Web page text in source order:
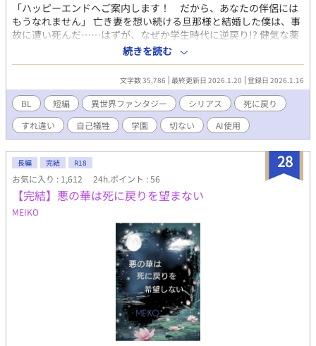
「ハッピーエンドへご案内します！ だから、あなたの伴侶には
もうなれません」 亡き妻を想い続ける旦那様と結婚した僕は、事
故に遭い死んだ……はずが、なぜか学生時代に逆戻り!? 健気な薬
師×冷徹（？）な天才魔術師。すれ違いと涙の死に戻りBL。 あら
すじ 旦那様は、亡くなった前妻・エレナ様を今も愛している。 研
究者の彼を支えるため「かりそめの妻」になった僕・ノアは、彼
が特効薬を完成させた日、自分の役目は終わったと悟り、彼の元
を離れ事故で命を落とした――はずだった。 気がつくと、僕は学
生時代に戻っていた。 目の前には、まだエレナ様と出会う前の、
憧れのクライヴ先輩がいる。 「今度こそ、旦那様を幸せにしてみ
せる」 僕の記憶にある『薬のレシピ』があれば、エレナ様を救う
ことができる。そうすれば、先輩は悲しい研究に明け暮れること
もなく、彼女と幸せになれるはずだ。 そのために、僕は徹底的に
自身の恋心を殺し、二人の仲を取り持とうと奔走する。 けれど、
なぜか今回の先輩はエレナ様に近づこうとせず、あろうことか僕
を「虫酸が走る」と冷たく突き放してきて……？ 「どうしてです
か、旦那様。僕はただ、あなたに笑っていてほしいだけなのに」
互いに相手を想うがゆえに、残酷にすれ違う二人。 死の運命を超
えて、臆病な愛が奇跡を起こす、再会と救済の物語。 全8話。
続きを読む
文字数 35,786 最終更新日 2026.1.20 登録日 2026.1.16
BL 短編 異世界ファンタジー シリアス
死に戻り
すれ違い
自己犠牲 学園 切ない AI使用
28
長編 完結 R18
お気に入り : 1,612 24h.ポイント : 56
【完結】悪の華は死に戻りを望まない
MEIKO